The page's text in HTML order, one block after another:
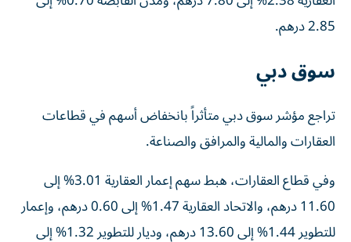
2.85 درهم.
سوق دبي
تراجع مؤشر سوق دبي متأثراً بانخفاض أسهم في قطاعات
العقارات والمالية والمرافق والصناعة.
وفي قطاع العقارات، هبط سهم إعمار العقارية 3.01% إلى
11.60 درهم، والاتحاد العقارية 1.47% إلى 0.60 درهم، وإعمار
للتطوير 1.44% إلى 13.60 درهم، وديار للتطوير 1.32% إلى